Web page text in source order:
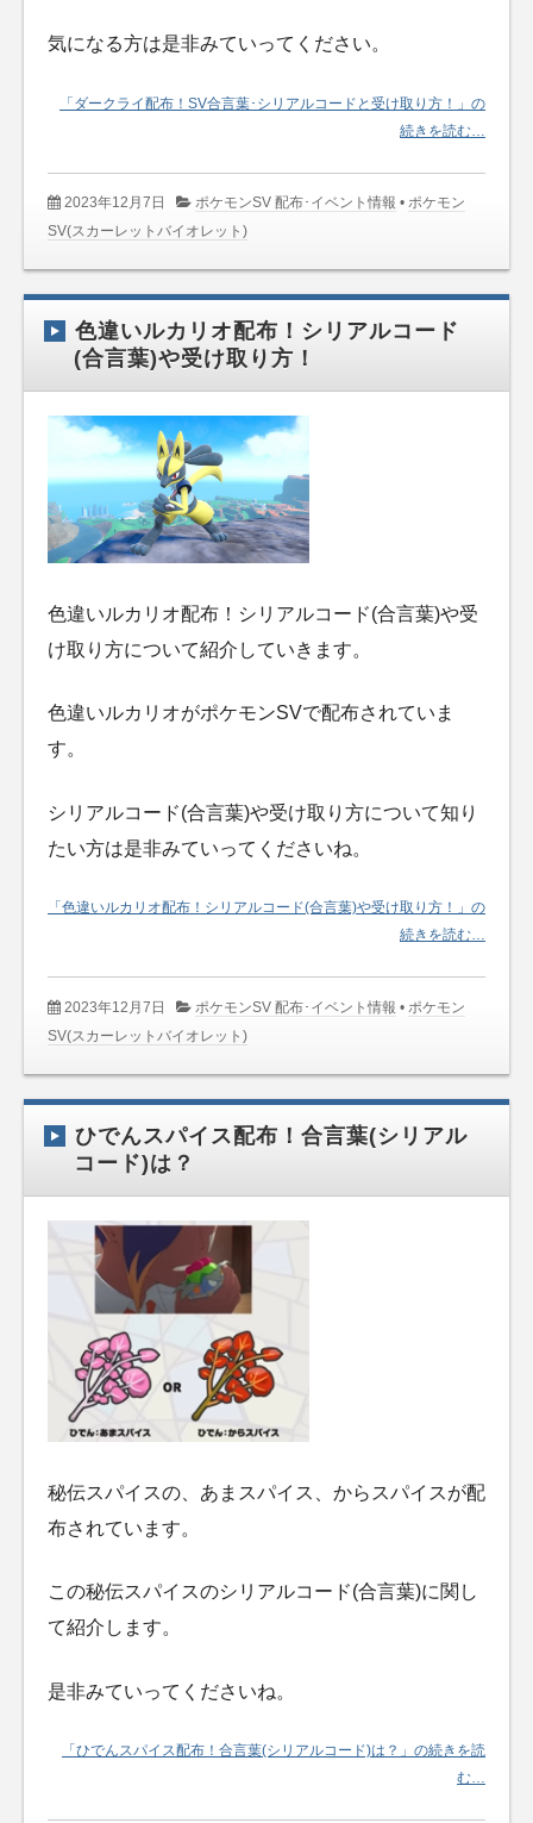
気になる方は是非みていってください。
「ダークライ配布！SV合言葉･シリアルコードと受け取り方！」の
続きを読む…
2023年12月7日 ポケモンSV 配布･イベント情報 •ポケモン
SV(スカーレットバイオレット)
色違いルカリオ配布！シリアルコード
(合言葉)や受け取り方！
色違いルカリオ配布！シリアルコード(合言葉)や受
け取り方について紹介していきます。
色違いルカリオがポケモンSVで配布されていま
す。
シリアルコード(合言葉)や受け取り方について知り
たい方は是非みていってくださいね。
「色違いルカリオ配布！シリアルコード(合言葉)や受け取り方！」の
続きを読む…
2023年12月7日 ポケモンSV 配布･イベント情報 • ポケモン
SV(スカーレットバイオレット)
ひでんスパイス配布！合言葉(シリアル
コード)は？
秘伝スパイスの、あまスパイス、からスパイスが配
布されています。
この秘伝スパイスのシリアルコード(合言葉)に関し
て紹介します。
是非みていってくださいね。
「ひでんスパイス配布！合言葉(シリアルコード)は？」の続きを読
む…